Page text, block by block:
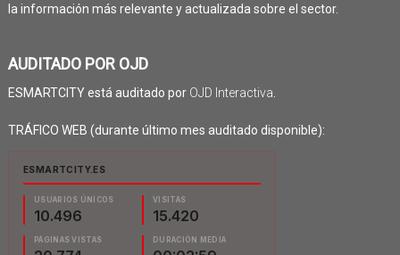
la información más relevante y actualizada sobre el sector.
AUDITADO POR OJD
ESMARTCITY está auditado por OJD Interactiva
TRÁFICO WEB (durante último mes auditado disponible):